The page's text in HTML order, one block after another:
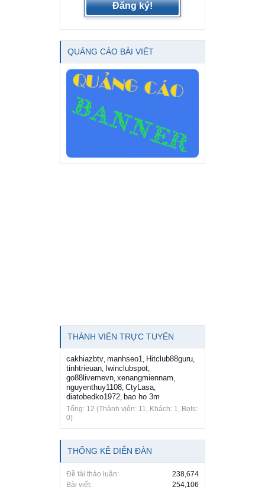
Đăng ký!
QUẢNG CÁO BÀI VIẾT
THÀNH VIÊN TRỰC TUYẾN
cakhiazbtv, manhseo1, Hitclub88guru,
tinhtrieuan, Iwinclubspot,
go88livemevn, xenangmiennam,
nguyenthuy1108, CtyLasa,
diatobedko1972, bao ho 3m
Tổng: 12 (Thành viên: 11, Khách: 1, Bots:
0)
THỐNG KÊ DIỄN ĐÀN
Đề tài thảo luận:
238,674
Bài viết:
254,106